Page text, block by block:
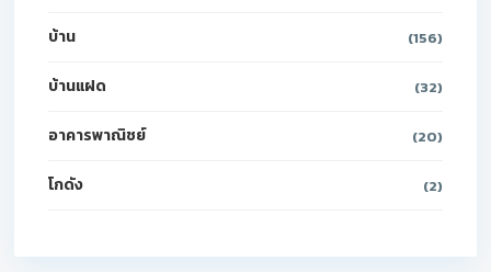
บ้าน (156)
บ้านแฝด (32)
อาคารพาณิชย์ (20)
โกดัง (2)